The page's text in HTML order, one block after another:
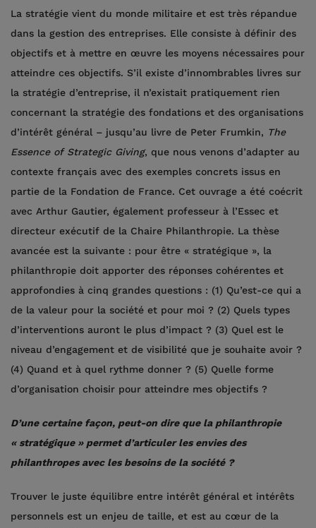
La stratégie vient du monde militaire et est très répandue
dans la gestion des entreprises. Elle consiste à définir des
objectifs et à mettre en œuvre les moyens nécessaires pour
atteindre ces objectifs. S’il existe d’innombrables livres sur
la stratégie d’entreprise, il n’existait pratiquement rien
concernant la stratégie des fondations et des organisations
d’intérêt général – jusqu’au livre de Peter Frumkin, The
Essence of Strategic Giving, que nous venons d’adapter au
contexte français avec des exemples concrets issus en
partie de la Fondation de France. Cet ouvrage a été coécrit
avec Arthur Gautier, également professeur à l’Essec et
directeur exécutif de la Chaire Philanthropie. La thèse
avancée est la suivante : pour être « stratégique », la
philanthropie doit apporter des réponses cohérentes et
approfondies à cinq grandes questions : (1) Qu’est-ce qui a
de la valeur pour la société et pour moi ? (2) Quels types
d’interventions auront le plus d’impact ? (3) Quel est le
niveau d’engagement et de visibilité que je souhaite avoir ?
(4) Quand et à quel rythme donner ? (5) Quelle forme
d’organisation choisir pour atteindre mes objectifs ?
D’une certaine façon, peut-on dire que la philanthropie
« stratégique » permet d’articuler les envies des
philanthropes avec les besoins de la société ?
Trouver le juste équilibre entre intérêt général et intérêts
personnels est un enjeu de taille, et est au cœur de la